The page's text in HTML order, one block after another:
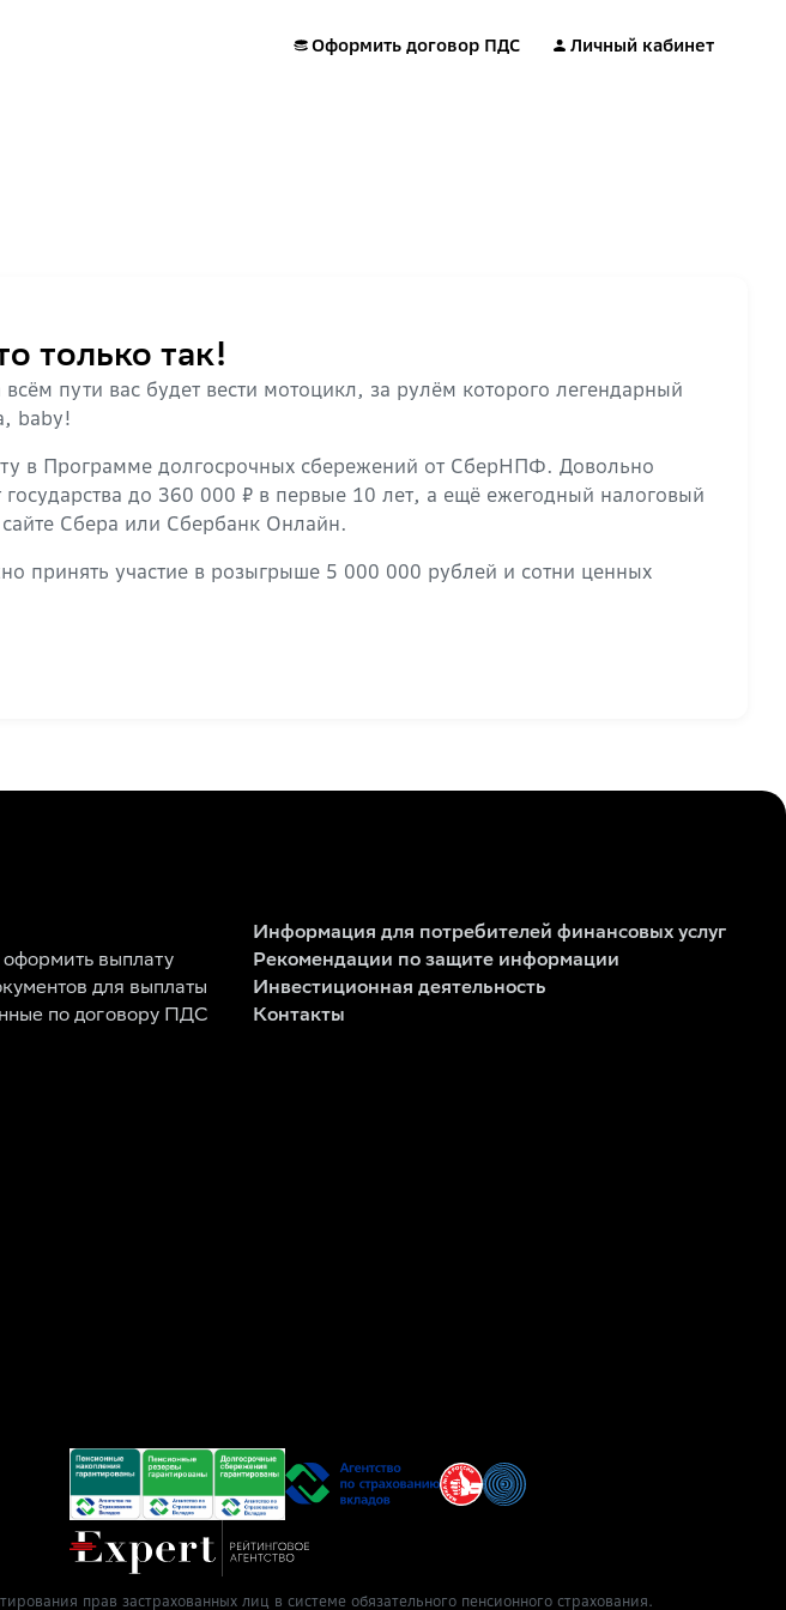
Оформить договор ПДС Личный кабинет
только так!
пути вас будет вести мотоцикл, за рулём которого легендарный
baby!
в Программе долгосрочных сбережений от СберНПФ. Довольно
до 360 000 ₽ в первые 10 лет, а ещё ежегодный налоговый
Сбера или Сбербанк Онлайн.
принять участие в розыгрыше 5 000 000 рублей и сотни ценных
оформить выплату
для выплаты
по договору ПДС
Информация для потребителей финансовых услуг
Рекомендации по защите информации
Инвестиционная деятельность
Контакты
прав застрахованных лиц в системе обязательного пенсионного страхования.